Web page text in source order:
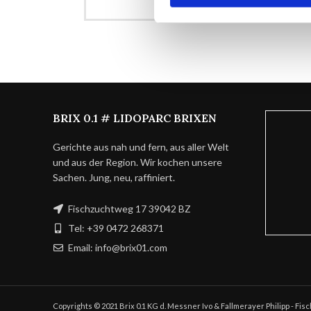
BRIX 0.1 # LIDOPARC BRIXEN
Gerichte aus nah und fern, aus aller Welt
und aus der Region. Wir kochen unsere
Sachen. Jung, neu, raffiniert.
Fischzuchtweg 17 39042 BZ
Tel: +39 0472 268371
Email: info@brix01.com
Copyrights © 2021 Brix 0.1 KG d. Messner Ivo & Fallmerayer Philipp -